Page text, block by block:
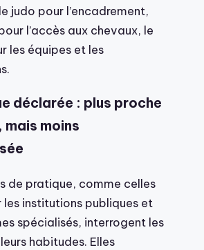
judo pour l’encadrement,
l’accès aux chevaux, le
les équipes et les
déclarée : plus proche
moins
de pratique, comme celles
les institutions publiques et
spécialisés, interrogent les
habitudes. Elles